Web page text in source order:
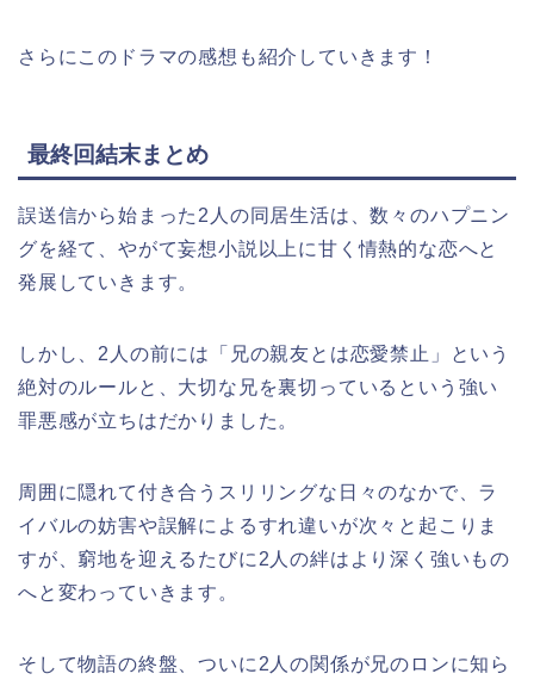
さらにこのドラマの感想も紹介していきます！
最終回結末まとめ
誤送信から始まった2人の同居生活は、数々のハプニン
グを経て、やがて妄想小説以上に甘く情熱的な恋へと
発展していきます。
しかし、2人の前には「兄の親友とは恋愛禁止」という
絶対のルールと、大切な兄を裏切っているという強い
罪悪感が立ちはだかりました。
周囲に隠れて付き合うスリリングな日々のなかで、ラ
イバルの妨害や誤解によるすれ違いが次々と起こりま
すが、窮地を迎えるたびに2人の絆はより深く強いもの
へと変わっていきます。
そして物語の終盤、ついに2人の関係が兄のロンに知ら